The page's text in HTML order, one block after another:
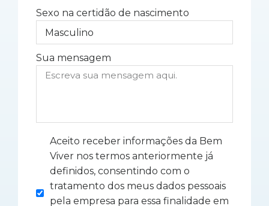
Sexo na certidão de nascimento
Sua mensagem
Aceito receber informações da Bem
Viver nos termos anteriormente já
definidos, consentindo com o
tratamento dos meus dados pessoais
pela empresa para essa finalidade em